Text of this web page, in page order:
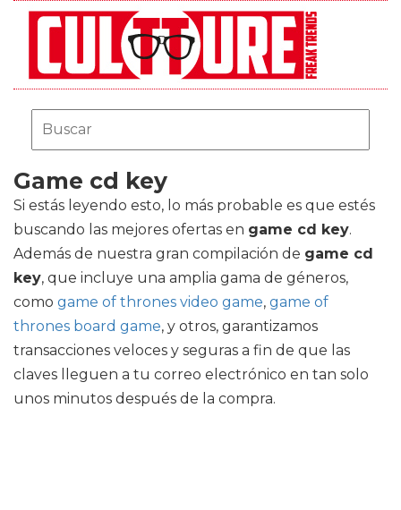
Game cd key
Si estás leyendo esto, lo más probable es que estés
buscando las mejores ofertas en game cd key.
Además de nuestra gran compilación de game cd
key, que incluye una amplia gama de géneros,
como game of thrones video game, game of
thrones board game, y otros, garantizamos
transacciones veloces y seguras a fin de que las
claves lleguen a tu correo electrónico en tan solo
unos minutos después de la compra.